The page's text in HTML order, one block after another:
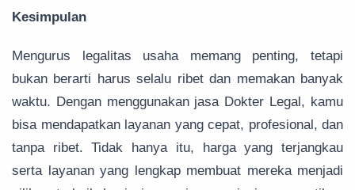
Kesimpulan
Mengurus legalitas usaha memang penting, tetapi
bukan berarti harus selalu ribet dan memakan banyak
waktu. Dengan menggunakan jasa Dokter Legal, kamu
bisa mendapatkan layanan yang cepat, profesional, dan
tanpa ribet. Tidak hanya itu, harga yang terjangkau
serta layanan yang lengkap membuat mereka menjadi